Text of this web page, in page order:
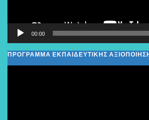
00:00
ΠΡΟΓΡΑΜΜΑ ΕΚΠΑΙΔΕΥΤΙΚΗΣ